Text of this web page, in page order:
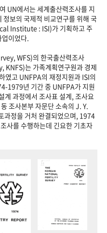
UN에서는 세계출산력조사를 지
보의 국제적 비교연구를 위해 국
Institute : ISI)가 기획하고 주
이었다.
WFS)의 한국출산력조사
는 가족계획연구원과 경제
였고 UNFPA의 재정지원과 ISI의
1979년 기간 중 UNFPA가 지원
과정에서 조사표 설계, 조사요
조사본부 자문단 소속의 J. Y.
정을 거처 완결되었으며, 1974
사를 수행하는데 긴요한 기초자